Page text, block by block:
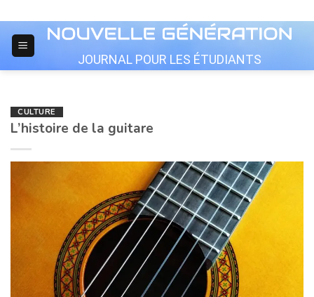
to
content
JOURNAL POUR LES ÉTUDIANTS
CULTURE
L’histoire de la guitare